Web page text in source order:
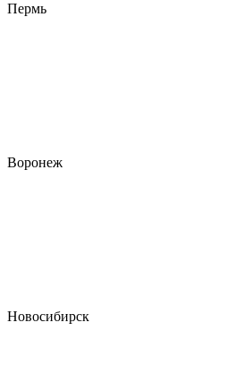
Пермь
Воронеж
Новосибирск